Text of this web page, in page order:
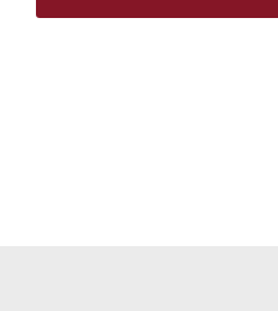
Bor du i Odense,
du bor, kan du få leveret